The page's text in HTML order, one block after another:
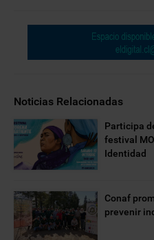
Noticias Relacionadas
Participa
festival
Identidad
Conaf
prevenir